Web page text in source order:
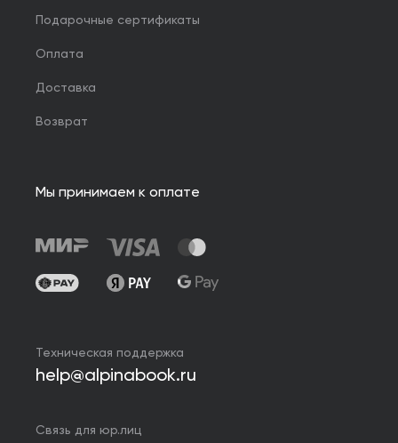
Подарочные сертификаты
Оплата
Доставка
Возврат
Мы принимаем к оплате
Техническая поддержка
help@alpinabook.ru
Связь для юр.лиц